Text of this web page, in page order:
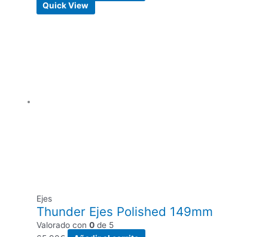
Quick View
Ejes
Thunder Ejes Polished 149mm
Valorado con0 de 5